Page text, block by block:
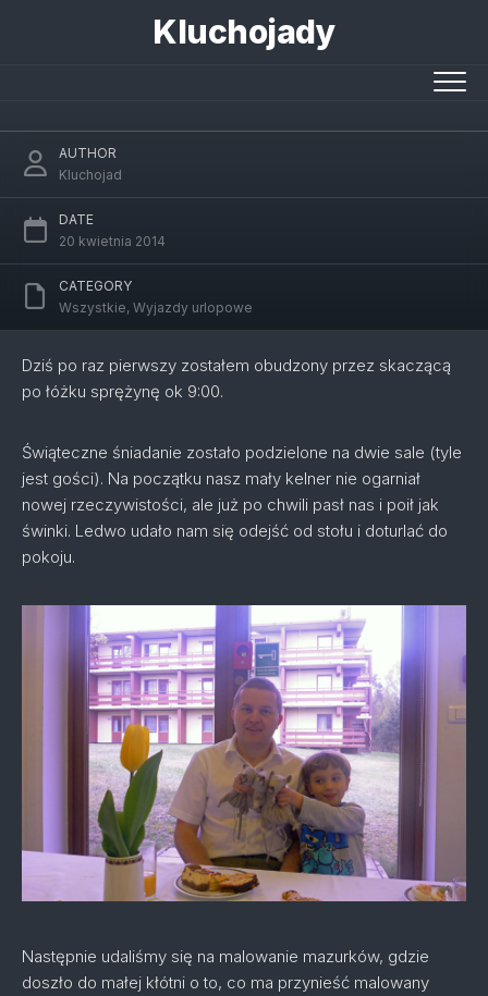
Kluchojady
AUTHOR
Kluchojad
DATE
20 kwietnia 2014
CATEGORY
Wszystkie, Wyjazdy urlopowe
Dziś po raz pierwszy zostałem obudzony przez skaczącą
po łóżku sprężynę ok 9:00.
Świąteczne śniadanie zostało podzielone na dwie sale (tyle
jest gości). Na początku nasz mały kelner nie ogarniał
nowej rzeczywistości, ale już po chwili pasł nas i poił jak
świnki. Ledwo udało nam się odejść od stołu i doturlać do
pokoju.
Następnie udaliśmy się na malowanie mazurków, gdzie
doszło do małej kłótni o to, co ma przynieść malowany